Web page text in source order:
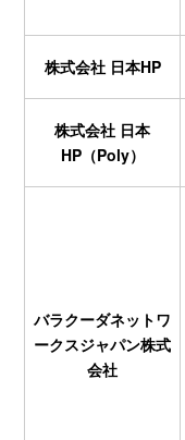
株式会社 日本HP
株式会社 日本
HP（Poly）
バラクーダネットワ
ークスジャパン株式
会社